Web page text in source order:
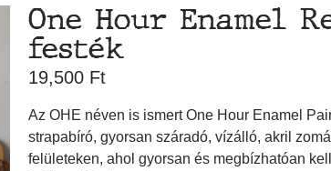
One Hour Enamel
festék
19,500 Ft
Az OHE néven is ismert One Hour Enamel
strapabíró, gyorsan száradó, vízálló, akril
felületeken, ahol gyorsan és megbízhatóan